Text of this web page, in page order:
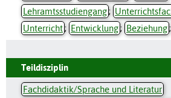
Lehramtsstudiengang;
Unterricht; Entwicklung; Beziehung;
Teildisziplin
Fachdidaktik/Sprache und Literatur